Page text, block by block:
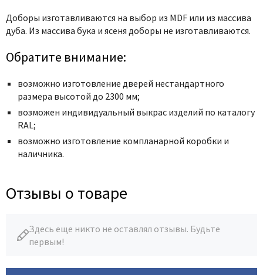
Доборы изготавливаются на выбор из MDF или из массива
дуба. Из массива бука и ясеня доборы не изготавливаются.
Обратите внимание:
возможно изготовление дверей нестандартного
размера высотой до 2300 мм;
возможен индивидуальный выкрас изделий по каталогу
RAL;
возможно изготовление компланарной коробки и
наличника.
Отзывы о товаре
Здесь еще никто не оставлял отзывы. Будьте
первым!